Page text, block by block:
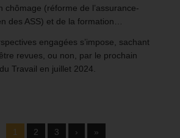
chômage (réforme de l’assurance-
des ASS) et de la formation…
engagées s’impose, sachant
revues, ou non, par le prochain
Travail en juillet 2024.
1 2 3 › »